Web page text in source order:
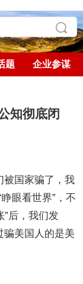
题 企业参谋
知彻底闭
被国家骗了，我
睁眼看世界” ，不
”后，我们发
骗美国人的是美